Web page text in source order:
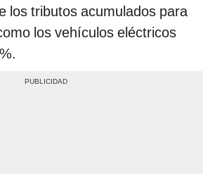
los tributos acumulados para
los vehículos eléctricos